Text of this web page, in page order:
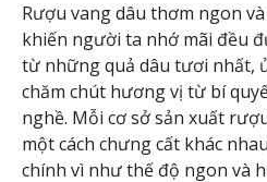
Rượu vang dâu thơm ngon
khiến người ta nhớ mãi đều
từ những quả dâu tươi nhất,
chăm chút hương vị từ bí
nghề. Mỗi cơ sở sản xuất
một cách chưng cất khác
chính vì như thế độ ngon và